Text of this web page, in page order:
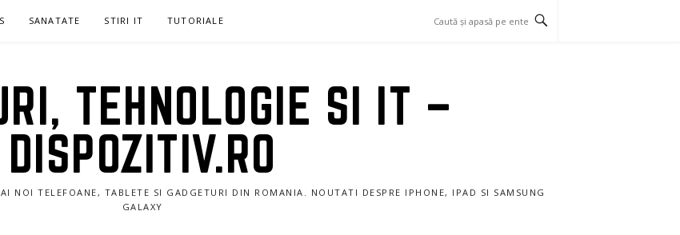
SANATATE STIRI IT TUTORIALE
TEHNOLOGIE SI IT –
DISPOZITIV.RO
NOI TELEFOANE, TABLETE SI GADGETURI DIN ROMANIA. NOUTATI DESPRE IPHONE, IPAD SI SAMSUNG
GALAXY